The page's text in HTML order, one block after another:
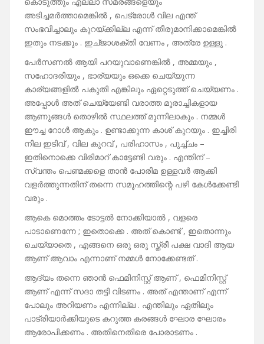
അടിച്ചമർത്താമെങ്കിൽ , പെട്രോൾ വില എന്ത്
സംഭവിച്ചാലും കുറയ്ക്കില്ല എന്ന് തീരുമാനിക്കാമെങ്കിൽ
ഇതും നടക്കും . ഇച്ജാശക്തി വേണം , അത്രേ ഉള്ളു .
പേർസണൽ ആയി പറയുവാണെങ്കിൽ , അമ്മയും ,
സഹോദരിയും , ഭാര്യയും ഒക്കെ ചെയ്യുന്ന
കാര്യങ്ങളിൽ പകുതി എങ്കിലും ഏറ്റെടുത്ത് ചെയ്യണം .
അപ്പോൾ അത് ചെയ്യേണ്ടി വരാത്ത മൂരാച്ചികളായ
ആണുങ്ങൾ തൊഴിൽ സ്ഥലത്ത് മുന്നിലാകും . നമ്മൾ
ഈച്ച റോൾ ആകും . ഉണ്ടാക്കുന്ന കാശ് കുറയും . ഇച്ചിരി
നില ഇടിവ് , വില കുറവ് , പരിഹാസം , പുച്ച്ചം –
ഇതിനൊക്കെ വിരിമാറ് കാട്ടേണ്ടി വരും . എന്തിന് –
സ്വന്തം പെണ്മക്കളെ താൻ പോരിമ ഉള്ളവർ ആക്കി
വളർത്തുന്നതിന് തന്നെ സമൂഹത്തിന്റെ പഴി കേൾക്കേണ്ടി
വരും .
ആകെ മൊത്തം ടോട്ടൽ നോക്കിയാൽ , വളരെ
പാടാണെന്നേ ; ഇതൊക്കെ . അത് കൊണ്ട് , ഇതൊന്നും
ചെയ്യാതെ , എങ്ങനെ ഒരു ഒരു സ്ത്രീ പക്ഷ വാദി ആയ
ആണ് ആവാം എന്നാണ് നമ്മൾ നോക്കേണ്ടത് .
ആദ്യം തന്നെ ഞാൻ ഫെമിനിസ്റ്റ് ആണ് , ഫെമിനിസ്റ്റ്
ആണ് എന്ന് സദാ തട്ടി വിടണം . അത് എന്താണ് എന്ന്
പോലും അറിയണം എന്നില്ല . എന്തിലും ഏതിലും
പാട്രിയാർക്കിയുടെ കറുത്ത കരങ്ങൾ ഘോര ഘോരം
ആരോപിക്കണം . അതിനെതിരെ പോരാടണം .